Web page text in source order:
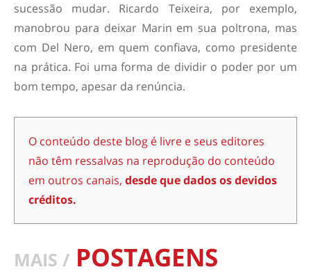
sucessão mudar. Ricardo Teixeira, por exemplo,
manobrou para deixar Marin em sua poltrona, mas
com Del Nero, em quem confiava, como presidente
na prática. Foi uma forma de dividir o poder por um
bom tempo, apesar da renúncia.
O conteúdo deste blog é livre e seus editores
não têm ressalvas na reprodução do conteúdo
em outros canais, desde que dados os devidos
créditos.
MAIS / POSTAGENS